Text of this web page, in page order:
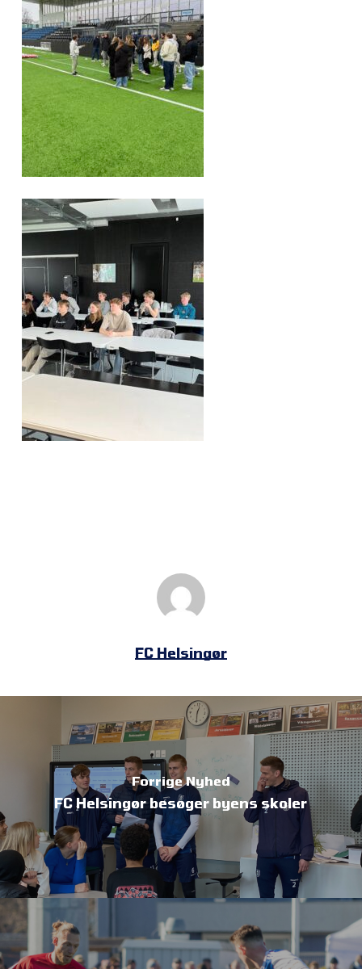
FC Helsingør
Forrige Nyhed
FC Helsingør besøger byens skoler